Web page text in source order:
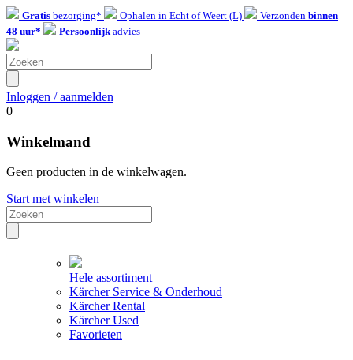
Gratis bezorging* Ophalen in Echt of Weert (L) Verzonden binnen
48 uur*
Persoonlijkadvies
Inloggen / aanmelden
0
Winkelmand
Geen producten in de winkelwagen.
Start met winkelen
Hele assortiment
Kärcher Service & Onderhoud
Kärcher Rental
Kärcher Used
Favorieten